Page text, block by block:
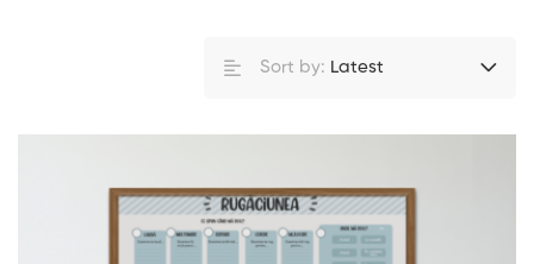
Sort by: Latest